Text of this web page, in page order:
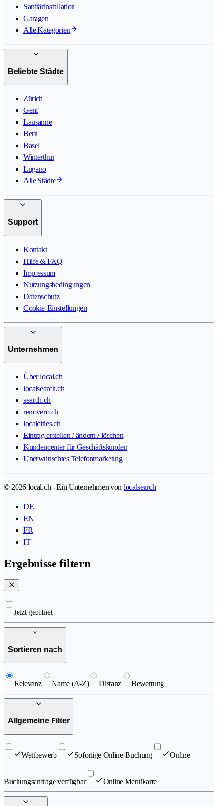
Sanitärinstallation
Garagen
Alle Kategorien
Beliebte Städte
Zürich
Genf
Lausanne
Bern
Basel
Winterthur
Lugano
Alle Städte
Support
Kontakt
Hilfe & FAQ
Impressum
Nutzungsbedingungen
Datenschutz
Cookie-Einstellungen
Unternehmen
Über local.ch
localsearch.ch
search.ch
renovero.ch
localcities.ch
Eintrag erstellen / ändern / löschen
Kundencenter für Geschäftskunden
Unerwünschtes Telefonmarketing
© 2026 local.ch - Ein Unternehmen von localsearch
DE
EN
FR
IT
Ergebnisse filtern
Jetzt geöffnet
Sortieren nach
Relevanz Name (A-Z) Distanz Bewertung
Allgemeine Filter
Wettbewerb Sofortige Online-Buchung Online
Buchungsanfrage verfügbar Online Menükarte